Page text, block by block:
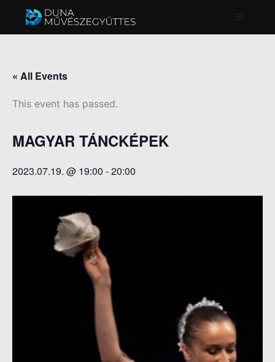
Főmenü
« All Events
This event has passed.
MAGYAR TÁNCKÉPEK
2023.07.19. @ 19:00 -20:00